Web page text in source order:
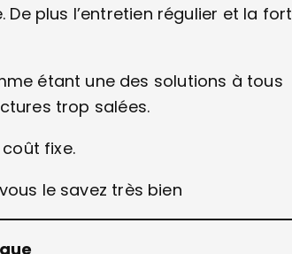
plus l’entretien régulier et la
étant une des solutions à tous
trop salées.
fixe.
le savez très bien